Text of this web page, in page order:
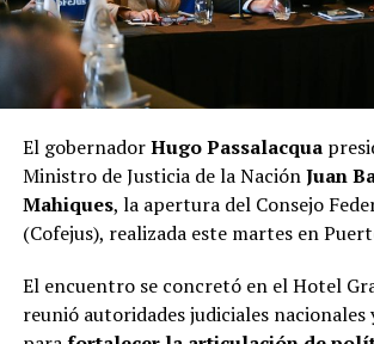
organización informó quelos primeros
recibirán un kit de bienvenida
y que
vehículosmodelo 1994 o anteriores
Con este nuevo evento, Leandro N. Alem
fortaleciendo su perfil como sede de
relevancia
nacional e internacional,
turismo, dinamizando la actividad
gastronómica y generando un
económico para toda la comunidad, en el
actividadesRumbo al Centenario.
El gobernadorHugo Passalacqua
Ministro de Justicia de la NaciónJuan
Mahiques, la apertura del Consejo
(Cofejus), realizada este martes en
El encuentro se concretó en el Hotel
reunió autoridades judiciales